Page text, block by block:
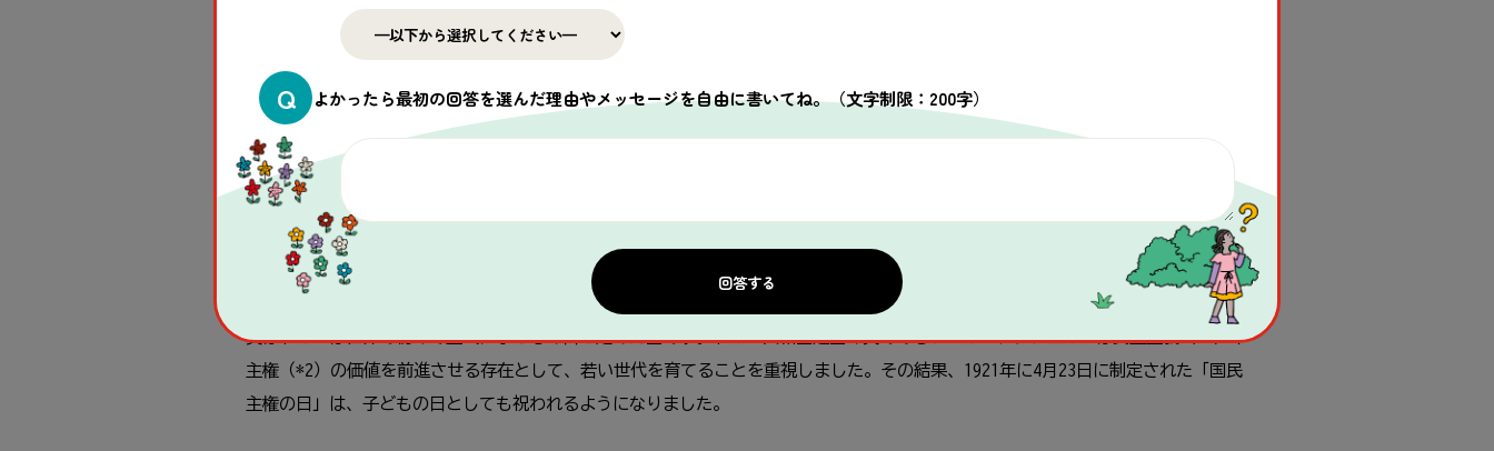
大盛り上がりの子どもの日にはトルコならではの理由があります。
実はトルコは世界で初めて正式に子どもの日を定めた国です。トルコ共和国建国の父であるケマル・アタテュルクは民主主義（*1）や
主権（*2）の価値を前進させる存在として、若い世代を育てることを重視しました。その結果、1921年に4月 23日に制定された「国民
主権の日」は、子どもの日としても祝われるようになりました。
Q よかったら最初の回答を選んだ理由やメッセージを自由に書いてね。（文字制限：200字）